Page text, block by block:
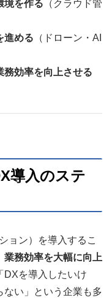
境を作る （クラウド管
進める （ドローン・AI
務効率を向上させる
導入のステ
ョン）を導入するこ
業務効率を大幅に向上
DXを導入したいけ
ない」という企業も多